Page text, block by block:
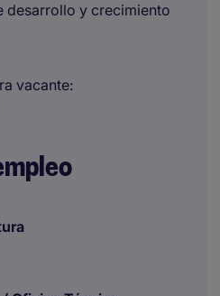
desarrollo y crecimiento
vacante